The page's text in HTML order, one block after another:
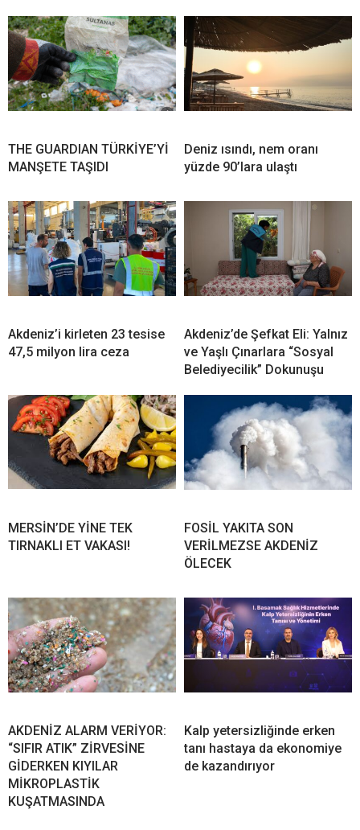
THE GUARDIAN TÜRKİYE’Yİ
MANŞETE TAŞIDI
Deniz ısındı, nem oranı
yüzde 90’lara ulaştı
Akdeniz’i kirleten 23 tesise
47,5 milyon lira ceza
Akdeniz’de Şefkat Eli: Yalnız
ve Yaşlı Çınarlara “Sosyal
Belediyecilik” Dokunuşu
MERSİN’DE YİNE TEK
TIRNAKLI ET VAKASI!
FOSİL YAKITA SON
VERİLMEZSE AKDENİZ
ÖLECEK
AKDENİZ ALARM VERİYOR:
“SIFIR ATIK” ZİRVESİNE
GİDERKEN KIYILAR
MİKROPLASTİK
KUŞATMASINDA
Kalp yetersizliğinde erken
tanı hastaya da ekonomiye
de kazandırıyor